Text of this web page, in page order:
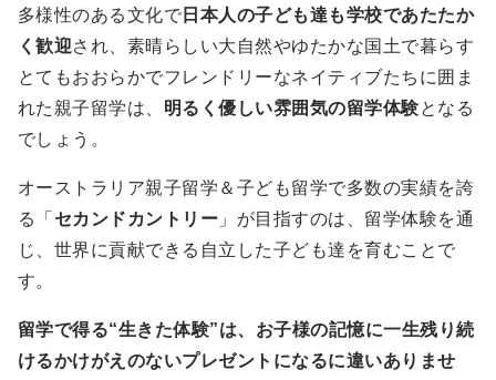
多様性のある文化で 日本人の子ども達も学校であたたか
く歓迎され、素晴らしい大自然やゆたかな国土で暮らす
とてもおおらかでフレンドリーなネイティブたちに囲ま
れた親子留学は、 明るく優しい雰囲気の留学体験となる
でしょう。
オーストラリア親子留学＆子ども留学で多数の実績を誇
る「 セカンドカントリー 」が目指すのは、留学体験を通
じ、世界に貢献できる自立した子ども達を育むことで
す。
留学で得る“生きた体験”は、お子様の記憶に一生残り続
けるかけがえのないプレゼントになるに違いありませ